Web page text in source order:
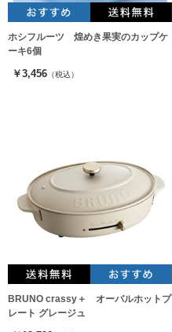
ホシフルーツ 煌めき果実のカップケ
ーキ6個
￥3,456 （税込）
BRUNO crassy＋ オーバルホットプ
レート グレージュ